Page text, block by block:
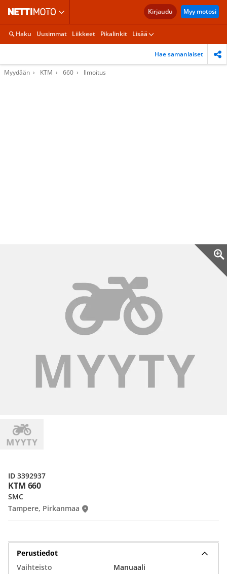
Kirjaudu Myy motosi
Haku Uusimmat Liikkeet Pikalinkit Lisää
Hae samanlaiset
Myydään KTM 660 Ilmoitus
KTM 660
SMC
Tampere, Pirkanmaa
ID 3392937
Perustiedot
Vaihteisto
Manuaali